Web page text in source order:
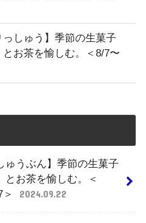
っしゅう】季節の生菓子
とお茶を愉しむ。＜8/7〜
ゅうぶん】季節の生菓子
とお茶を愉しむ。＜
2024.09.22